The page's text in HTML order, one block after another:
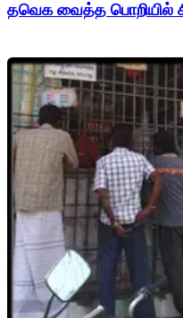
தவெக வைத்த பொறியில்